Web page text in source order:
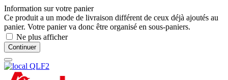
Information sur votre panier
Ce produit a un mode de livraison différent de ceux déjà ajoutés au
panier. Votre panier va donc être organisé en sous-paniers.
Ne plus afficher
Continuer